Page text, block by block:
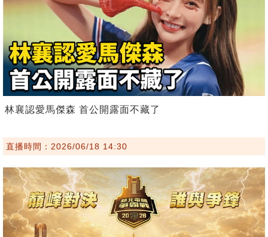
林襄認愛馬傑森 首公開露面不藏了
直播時間：2026/06/18 14:30